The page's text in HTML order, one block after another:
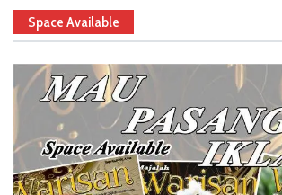
Space Available